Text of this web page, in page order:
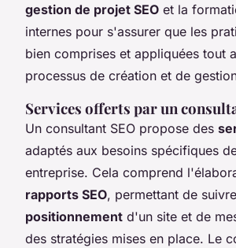
gestion de projet SEO et la
internes pour s'assurer que les
bien comprises et appliquées tout
processus de création et de
Services offerts par un
Un consultant SEO propose des
adaptés aux besoins spécifiques
entreprise. Cela comprend
rapports SEO, permettant de
positionnement d'un site et de
des stratégies mises en place. Le